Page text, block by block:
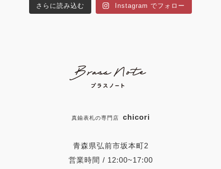
真鍮表札の専門店 chicori
青森県弘前市坂本町2
営業時間 / 12:00~17:00
さらに読み込む Instagram でフォロー